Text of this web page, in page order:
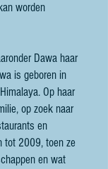
worden
Dawa haar
is geboren in
Op haar
op zoek naar
en
tot 2009, toen ze
en wat